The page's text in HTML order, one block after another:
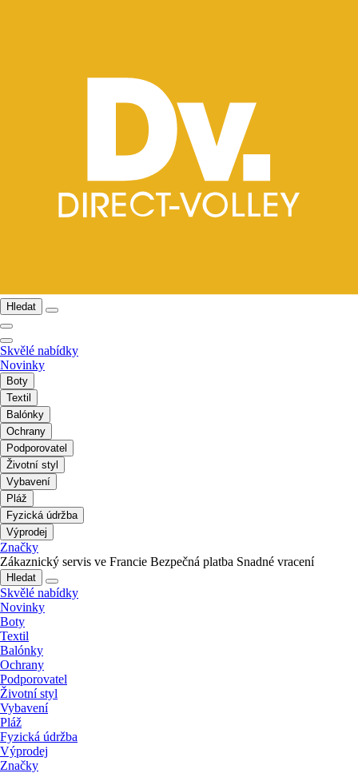
Hledat
Skvělé nabídky
Novinky
Boty
Textil
Balónky
Ochrany
Podporovatel
Životní styl
Vybavení
Pláž
Fyzická údržba
Výprodej
Značky
Zákaznický servis ve Francie Bezpečná platba Snadné vracení
Hledat
Skvělé nabídky
Novinky
Boty
Textil
Balónky
Ochrany
Podporovatel
Životní styl
Vybavení
Pláž
Fyzická údržba
Výprodej
Značky